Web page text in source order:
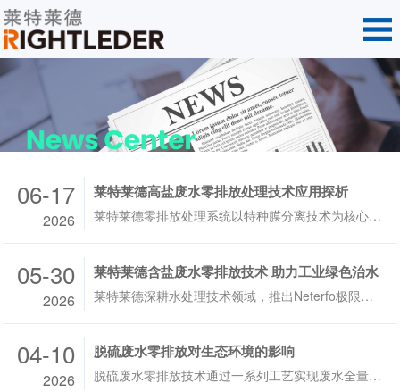
06-17
2026
莱特莱德高盐废水零排放处理技术应用探析
莱特莱德零排放处理系统以特种膜分离技术为核心枢纽，衔接预处理、蒸发结晶单元，构建完整闭环处理工艺，补齐传统处理工艺短板。
05-30
2026
莱特莱德含盐废水零排放技术 助力工业绿色治水
莱特莱德深耕水处理技术领域，推出Neterfo极限分离系统，搭配蒸发浓缩、冷冻结晶配套工艺，构建起成熟完善的含盐废水零排放解决方案，高效实现废水与盐类的分
04-10
2026
脱硫废水零排放对生态环境的影响
脱硫废水零排放技术通过一系列工艺实现废水全量处理、无外排，已成为燃煤电厂绿色转型、守护生态环境的关键举措。